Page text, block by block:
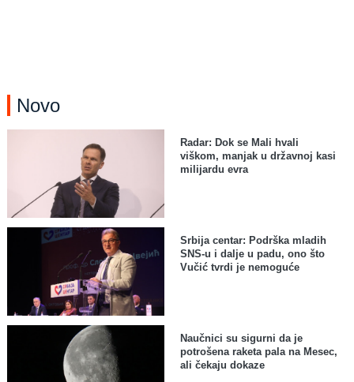
Novo
Radar: Dok se Mali hvali
viškom, manjak u državnoj kasi
milijardu evra
Srbija centar: Podrška mladih
SNS-u i dalje u padu, ono što
Vučić tvrdi je nemoguće
Naučnici su sigurni da je
potrošena raketa pala na Mesec,
ali čekaju dokaze